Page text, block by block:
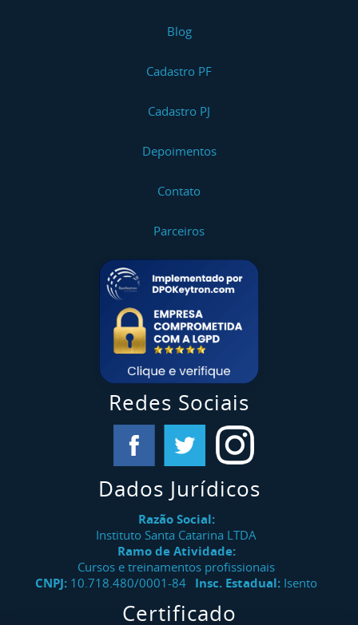
Blog
Cadastro PF
Cadastro PJ
Depoimentos
Contato
Parceiros
Redes Sociais
Dados Jurídicos
Razão Social:
Instituto Santa Catarina LTDA
Ramo de Atividade:
Cursos e treinamentos profissionais
CNPJ: 10.718.480/0001-84 Insc. Estadual: Isento
Certificado